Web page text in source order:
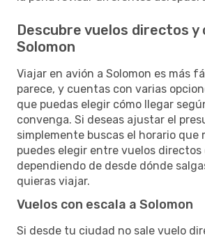
Descubre vuelos directos y
Solomon
Viajar en avión a Solomon es más
parece, y cuentas con varias
que puedas elegir cómo llegar
convenga. Si deseas ajustar el
simplemente buscas el horario que
puedes elegir entre vuelos directos
dependiendo de desde dónde
quieras viajar.
Vuelos con escala a Solomon
Si desde tu ciudad no sale vuelo